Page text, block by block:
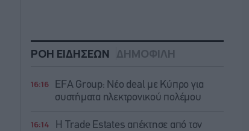
ΡΟΗ ΕΙΔΗΣΕΩΝ ΔΗΜΟΦΙΛΗ
16:16
EFA Group: Νέο deal με Κύπρο για
συστήματα ηλεκτρονικού πολέμου
16:14
Η Trade Εstates απέκτησε από τον